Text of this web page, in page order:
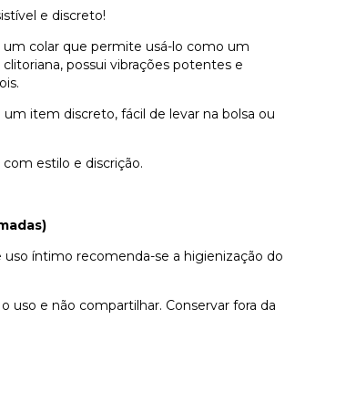
e discreto!
colar que permite usá-lo como um
possui vibrações potentes e
item discreto, fácil de levar na bolsa ou
estilo e discrição.
íntimo recomenda-se a higienização do
uso e não compartilhar. Conservar fora da